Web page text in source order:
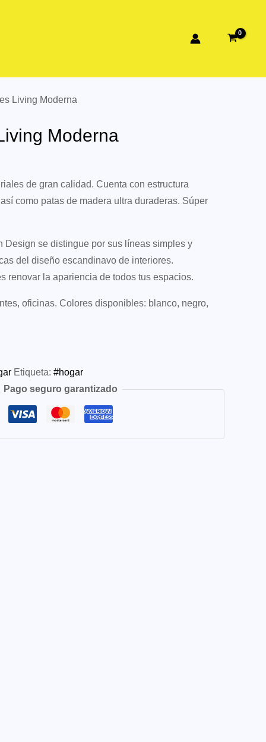
Living Moderna
Moderna
de gran calidad. Cuenta con estructura
como patas de madera ultra duraderas. Súper
Design se distingue por sus líneas simples y
del diseño escandinavo de interiores.
renovar la apariencia de todos tus espacios.
oficinas. Colores disponibles: blanco, negro,
Etiqueta: #hogar
Pago seguro garantizado